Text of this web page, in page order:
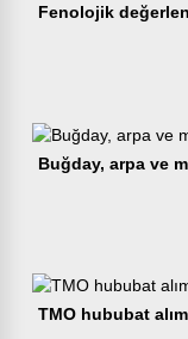
Fenolojik
Buğday, arpa ve
TMO hububat